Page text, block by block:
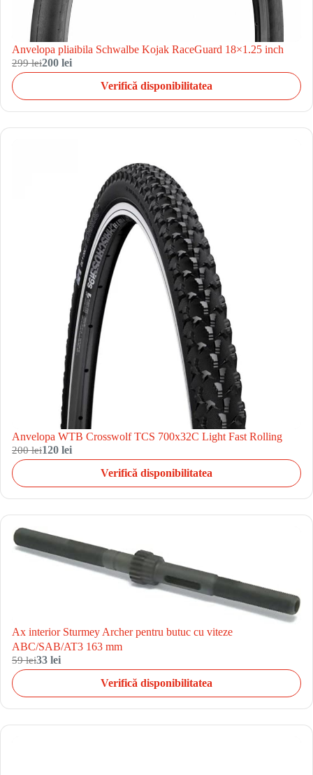
Anvelopa pliaibila Schwalbe Kojak RaceGuard 18×1.25 inch
299 lei200 lei
Verifică disponibilitatea
Anvelopa WTB Crosswolf TCS 700x32C Light Fast Rolling
200 lei120 lei
Verifică disponibilitatea
Ax interior Sturmey Archer pentru butuc cu viteze
ABC/SAB/AT3 163 mm
59 lei33 lei
Verifică disponibilitatea